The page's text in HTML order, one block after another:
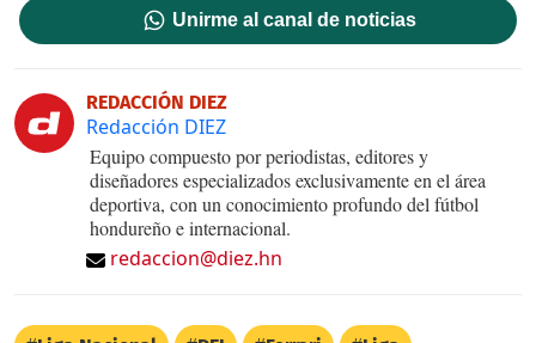
Unirme al canal de noticias
REDACCIÓN DIEZ
Redacción DIEZ
Equipo compuesto por periodistas, editores y
diseñadores especializados exclusivamente en el área
deportiva, con un conocimiento profundo del fútbol
hondureño e internacional.
redaccion@diez.hn